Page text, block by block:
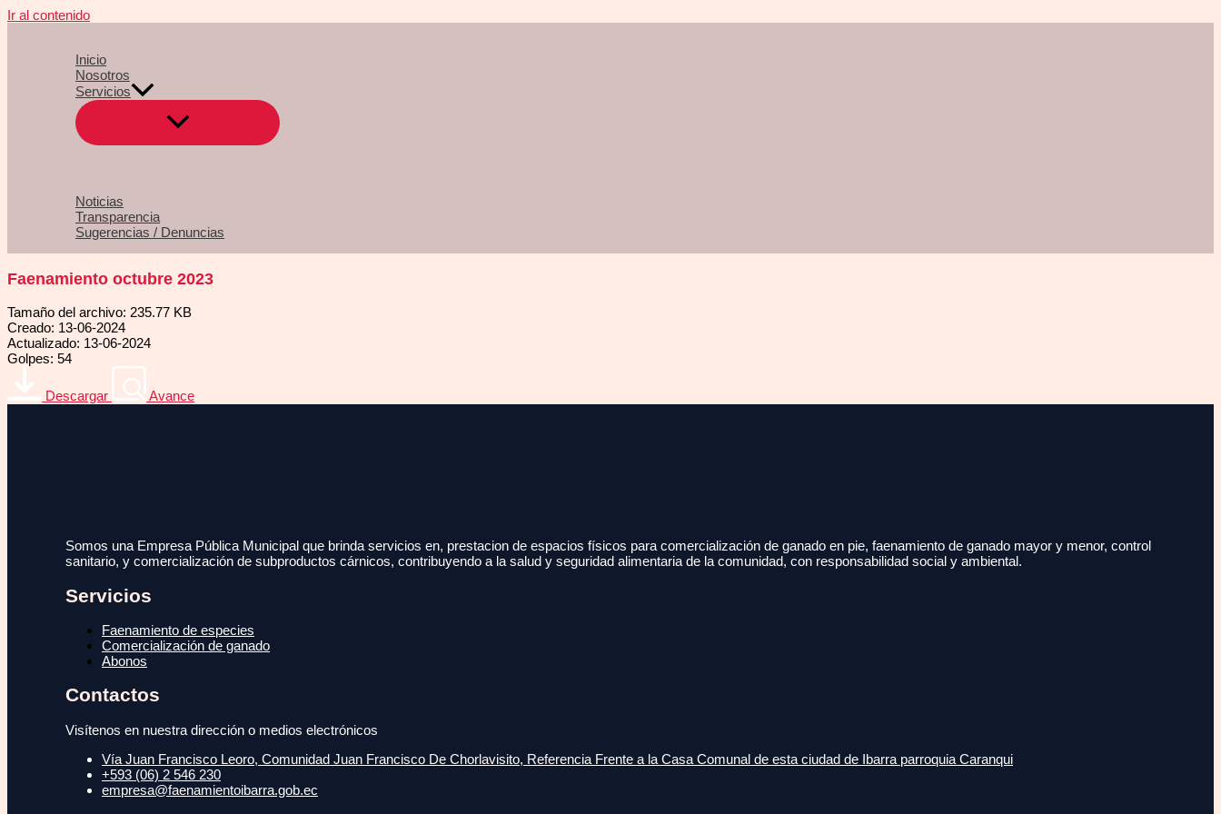
Ir al contenido
Inicio
Nosotros
Servicios
Noticias
Transparencia
Sugerencias / Denuncias
Faenamiento octubre 2023
Tamaño del archivo: 235.77 KB
Creado: 13-06-2024
Actualizado: 13-06-2024
Golpes: 54
Descargar Avance
Somos una Empresa Pública Municipal que brinda servicios en, prestacion de espacios físicos para comercialización de ganado en pie, faenamiento de ganado mayor y menor, control
sanitario, y comercialización de subproductos cárnicos, contribuyendo a la salud y seguridad alimentaria de la comunidad, con responsabilidad social y ambiental.
Servicios
Faenamiento de especies
Comercialización de ganado
Abonos
Contactos
Visítenos en nuestra dirección o medios electrónicos
Vía Juan Francisco Leoro, Comunidad Juan Francisco De Chorlavisito, Referencia Frente a la Casa Comunal de esta ciudad de Ibarra parroquia Caranqui
+593 (06) 2 546 230
empresa@faenamientoibarra.gob.ec